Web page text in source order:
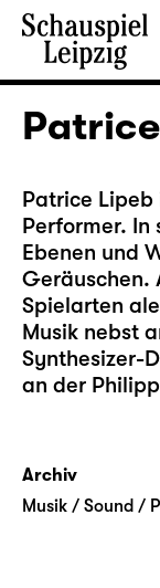
Patrice
Performer. In
Ebenen und
Geräuschen.
Spielarten
Musik nebst
Synthesizer-
an der
Archiv
Musik / Sound /